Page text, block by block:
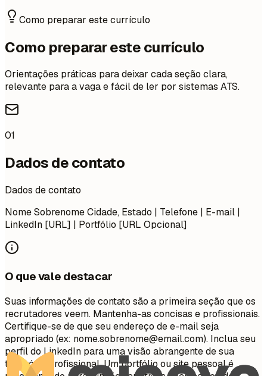
Como preparar este currículo
Como preparar este currículo
Orientações práticas para deixar cada seção clara,
relevante para a vaga e fácil de ler por sistemas ATS.
01
Dados de contato
Dados de contato
Nome Sobrenome Cidade, Estado | Telefone | E-mail |
LinkedIn [URL] | Portfólio [URL Opcional]
O que vale destacar
Suas informações de contato são a primeira seção que os
recrutadores veem. Mantenha-as concisas e profissionais.
Certifique-se de que seu endereço de e-mail seja
apropriado (ex: nome.sobrenome@email.com). Inclua seu
perfil do LinkedIn para uma visão abrangente de sua
trajetória profissional. Um portfólio ou site pessoal é